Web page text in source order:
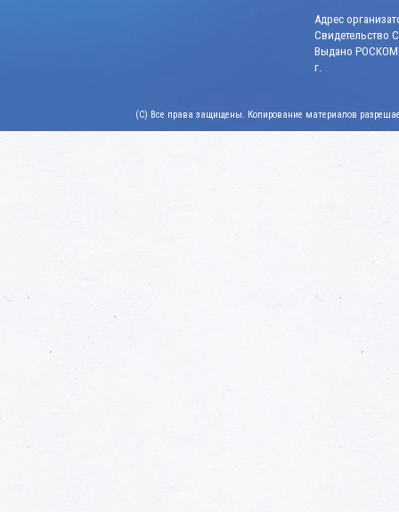
Адрес
Свидетельство
Выдано
г.
(C) Все права защищены. Копирование материалов